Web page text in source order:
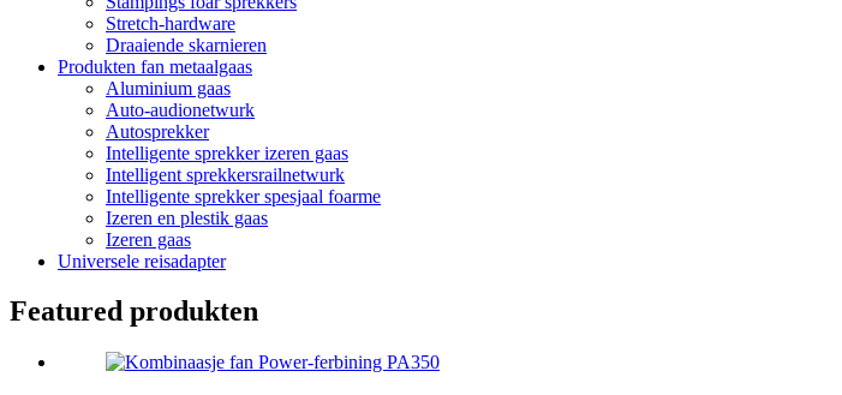
Stretch-hardware
Draaiende skarnieren
Produkten fan metaalgaas
Aluminium gaas
Auto-audionetwurk
Autosprekker
Intelligente sprekker izeren gaas
Intelligent sprekkersrailnetwurk
Intelligente sprekker spesjaal foarme
Izeren en plestik gaas
Izeren gaas
Universele reisadapter
Featured produkten